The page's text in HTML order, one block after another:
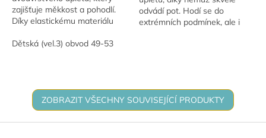
zajišťuje měkkost a pohodlí.
Díky elastickému materiálu
Je navržena s ohledem na
Dětská (vel.3) obvod 49-53
odvádí pot. Hodí se do
extrémních podmínek, ale i
ZOBRAZIT VŠECHNY SOUVISEJÍCÍ PRODUKTY
Z